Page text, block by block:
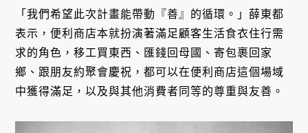
「我們希望此次計畫能帶動『善』的循環。」薛東都
表示，便利商店本就扮演著滿足顧客生活食衣住行需
求的角色，移工買東西、匯錢回母國、寄包裹回家
鄉、跟朋友約聚會慶祝，都可以在便利商店這個場域
中獲得滿足，以及與其他消費者同等的尊重與友善。